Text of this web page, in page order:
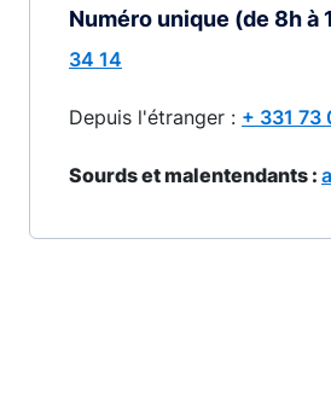
Numéro unique (de 8h à
34 14
Depuis l'étranger : + 331 73
Sourds et malentendants :